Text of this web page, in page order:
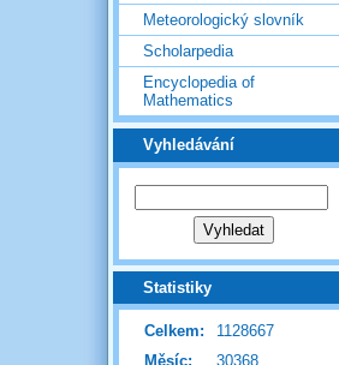
Meteorologický slovník
Scholarpedia
Encyclopedia of
Mathematics
Vyhledávání
Statistiky
Celkem:
1128667
Měsíc:
30368